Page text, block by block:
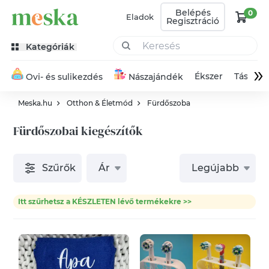
Eladok Belépés
Regisztráció
0
Kategóriák
Ovi- és sulikezdés Nászajándék Ékszer Táska»
Meska.hu Otthon & Életmód Fürdőszoba
Fürdőszobai kiegészítők
Szűrők Ár Legújabb
Itt szűrhetsz a KÉSZLETEN lévő termékekre >>